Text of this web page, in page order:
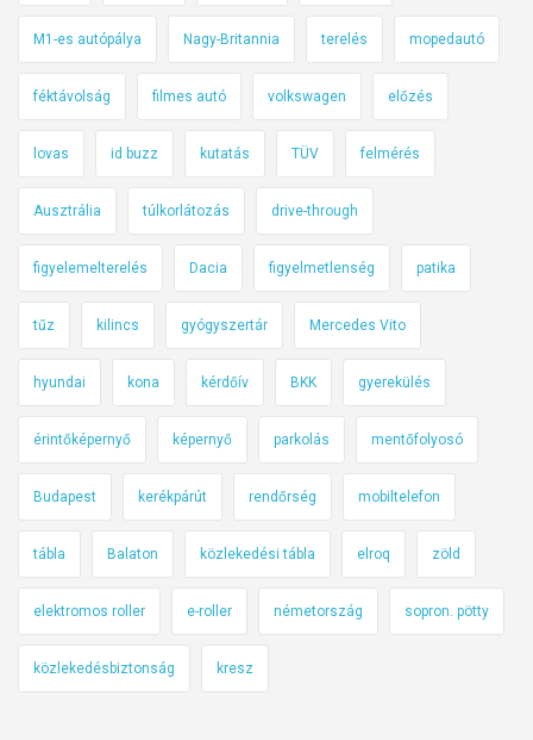
M1-es autópálya Nagy-Britannia terelés mopedautó
féktávolság filmes autó volkswagen előzés
lovas id buzz kutatás TÜV felmérés
Ausztrália túlkorlátozás drive-through
figyelemelterelés Dacia figyelmetlenség patika
tűz kilincs gyógyszertár Mercedes Vito
hyundai kona kérdőív BKK gyerekülés
érintőképernyő képernyő parkolás mentőfolyosó
Budapest kerékpárút rendőrség mobiltelefon
tábla Balaton közlekedési tábla elroq zöld
elektromos roller e-roller németország sopron. pötty
közlekedésbiztonság kresz